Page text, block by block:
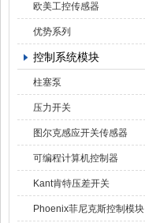
欧美工控传感器
优势系列
控制系统模块
柱塞泵
压力开关
图尔克感应开关传感器
可编程计算机控制器
Kant肯特压差开关
Phoenix菲尼克斯控制模块